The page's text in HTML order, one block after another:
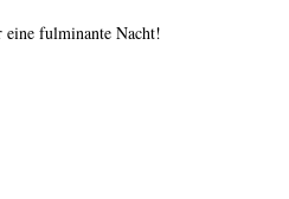
eine fulminante Nacht!